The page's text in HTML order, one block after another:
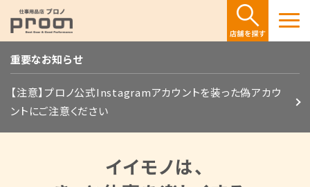
重要なお知らせ
【注意】プロノ公式Instagramアカウントを装った偽アカウ
ントにご注意ください
イイモノは、